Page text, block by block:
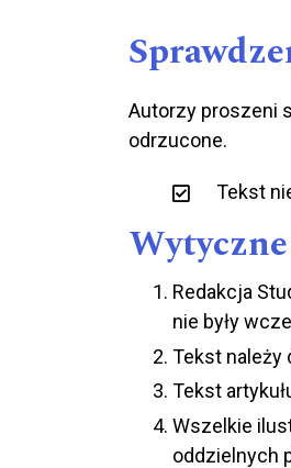
Autorzy proszeni
odrzucone.
Tekst
Redakcja
nie były
Tekst należy
Tekst
Wszelkie
oddzielnych